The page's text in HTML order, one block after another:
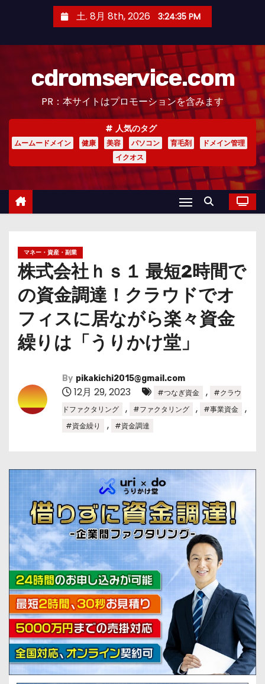
土. 8月 8th, 2026 3:24:37 PM
cdromservice.com
PR：本サイトはプロモーションを含みます
人気のタグ
ムームードメイン 健康 美容 パソコン 育毛剤
ドメイン管理
イクオス
マネー・資産・副業
株式会社ｈｓ１ 最短2時間で
の資金調達！クラウドでオ
フィスに居ながら楽々資金
繰りは「うりかけ堂」
By pikakichi2015@gmail.com
12月 29, 2023 #つなぎ資金 ,
#クラウ
ドファクタリング
, #ファクタリング , #事業資金 ,
#資金繰り , #資金調達